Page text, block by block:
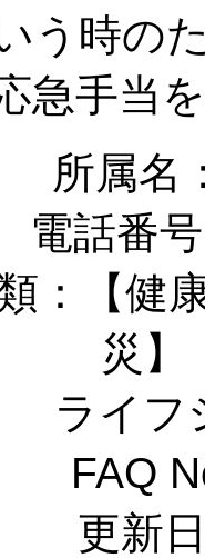
う時の
急手当
所属名
電話番
：【健
災
ライフ
FAQ
更新